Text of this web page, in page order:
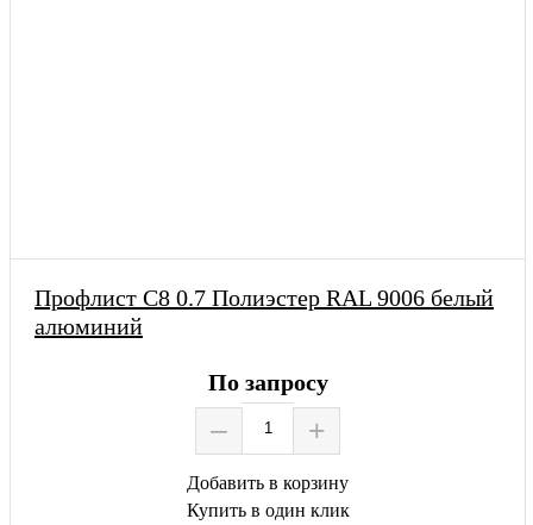
Профлист С8 0.7 Полиэстер RAL 9006 белый
алюминий
По запросу
– +
Добавить в корзину
Купить в один клик